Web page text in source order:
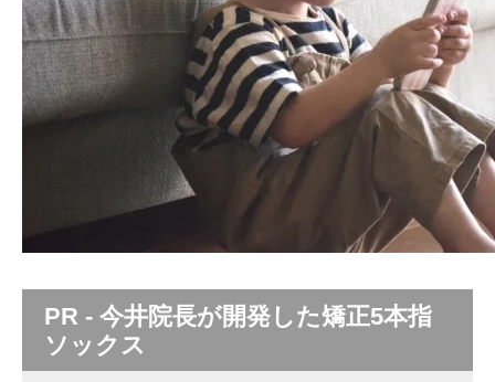
PR - 今井院長が開発した矯正5本指
ソックス